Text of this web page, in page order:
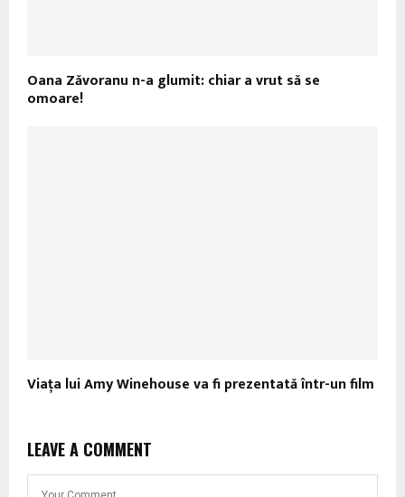
Oana Zăvoranu n-a glumit: chiar a vrut să se
omoare!
Viaţa lui Amy Winehouse va fi prezentată într-un film
LEAVE A COMMENT